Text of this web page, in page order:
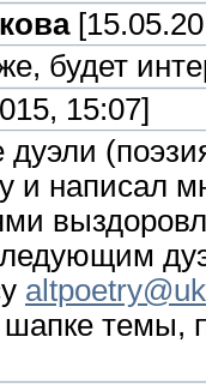
будет
15:07]
и написал
темы,